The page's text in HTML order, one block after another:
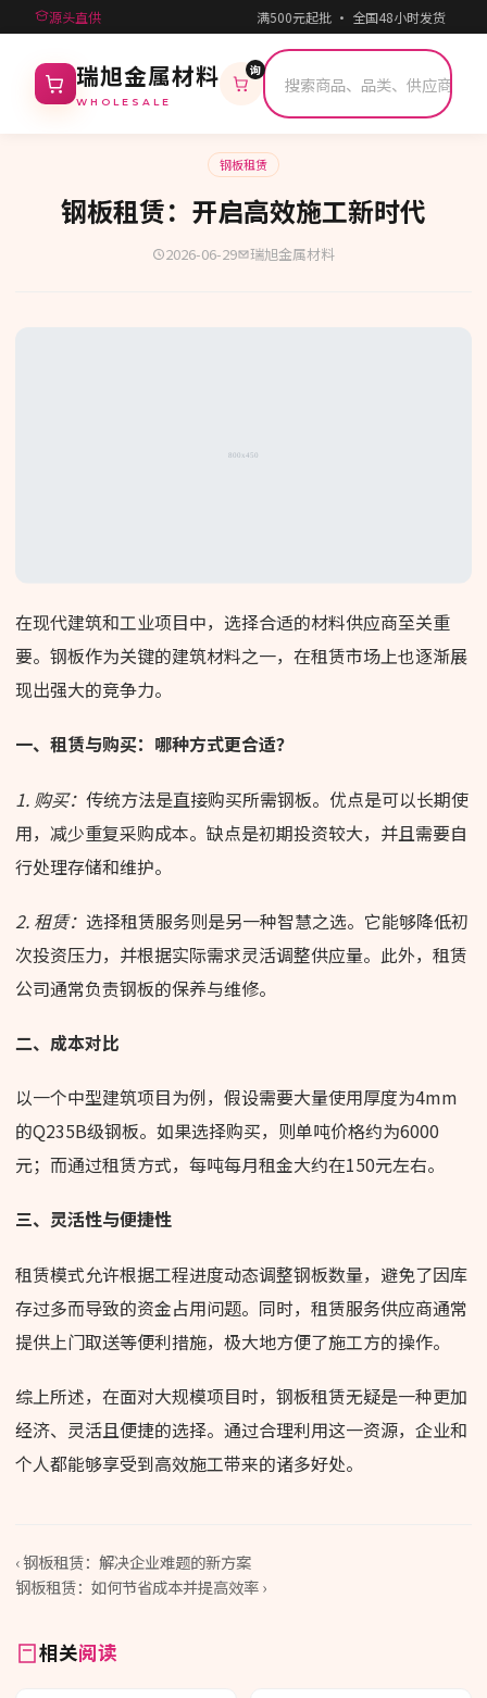
源头直供 满500元起批 · 全国48小时发货 · 一
瑞旭金属材料
WHOLESALE
询
钢板租赁
钢板租赁：开启高效施工新时代
2026-06-29 瑞旭金属材料
在现代建筑和工业项目中，选择合适的材料供应商至关重
要。钢板作为关键的建筑材料之一，在租赁市场上也逐渐展
现出强大的竞争力。
一、租赁与购买：哪种方式更合适？
1. 购买： 传统方法是直接购买所需钢板。优点是可以长期使
用，减少重复采购成本。缺点是初期投资较大，并且需要自
行处理存储和维护。
2. 租赁： 选择租赁服务则是另一种智慧之选。它能够降低初
次投资压力，并根据实际需求灵活调整供应量。此外，租赁
公司通常负责钢板的保养与维修。
二、成本对比
以一个中型建筑项目为例，假设需要大量使用厚度为4mm
的Q235B级钢板。如果选择购买，则单吨价格约为6000
元；而通过租赁方式，每吨每月租金大约在150元左右。
三、灵活性与便捷性
租赁模式允许根据工程进度动态调整钢板数量，避免了因库
存过多而导致的资金占用问题。同时，租赁服务供应商通常
提供上门取送等便利措施，极大地方便了施工方的操作。
综上所述，在面对大规模项目时，钢板租赁无疑是一种更加
经济、灵活且便捷的选择。通过合理利用这一资源，企业和
个人都能够享受到高效施工带来的诸多好处。
‹ 钢板租赁：解决企业难题的新方案
钢板租赁：如何节省成本并提高效率 ›
相关阅读